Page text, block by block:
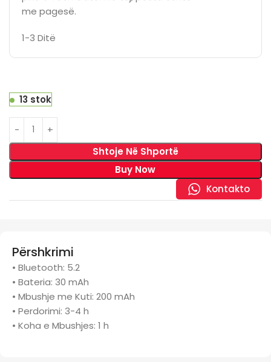
me pagesë.
1-3 Ditë
13 stok
Shtoje Në Shportë
Buy Now
Kontakto
Përshkrimi
• Bluetooth: 5.2
• Bateria: 30 mAh
• Mbushje me Kuti: 200 mAh
• Perdorimi: 3-4 h
• Koha e Mbushjes: 1 h